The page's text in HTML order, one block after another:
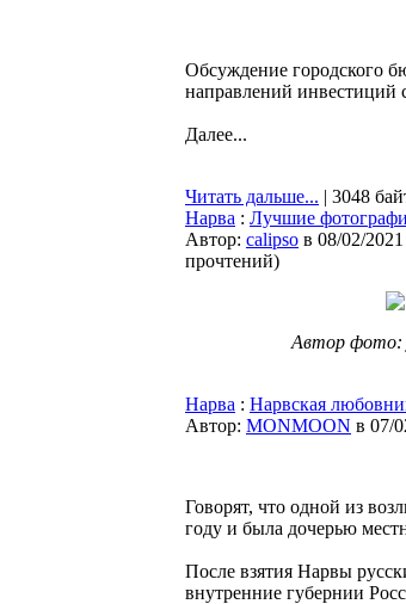
Обсуждение городского
направлений инвестиций
Далее...
Читать дальше... | 3048
Нарва : Лучшие
Автор: calipso в 08/02/
прочтений)
Автор фото:
Нарва : Нарвская
Автор: MONMOON в 07/
Говорят, что одной из
году и была дочерью
После взятия Нарвы
внутренние губернии